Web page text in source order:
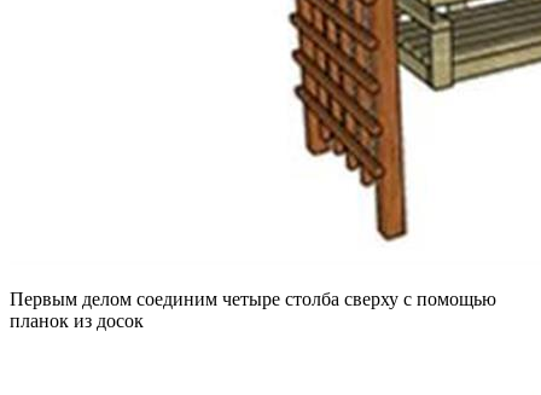
Первым делом соединим четыре столба сверху с помощью
планок из досок